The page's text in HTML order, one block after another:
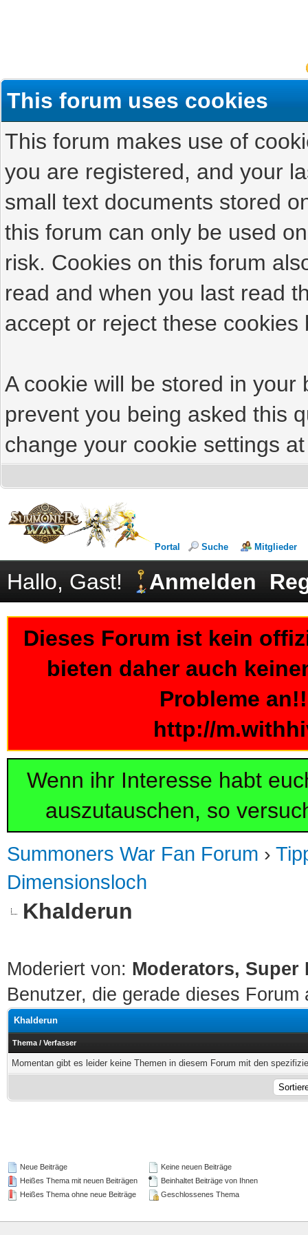
This forum uses cookies
This forum makes use of
you are registered, and your
small text documents stored
this forum can only be used
risk. Cookies on this forum
read and when you last read
accept or reject these cookies
A cookie will be stored in
prevent you being asked this
change your cookie settings
Portal Suche Mitglieder
Hallo, Gast! Anmelden
Dieses Forum ist kein
bieten daher auch
Probleme
http://
Wenn ihr Interesse habt
auszutauschen, so
Summoners War Fan Forum ›
Dimensionsloch
Khalderun
Moderiert von: Moderators, Super
Benutzer, die gerade dieses
Khalderun
Thema / Verfasser
Momentan gibt es leider keine Themen in diesem Forum mit den
Neue Beiträge
Heißes Thema mit neuen Beiträgen
Heißes Thema ohne neue Beiträge
Keine neuen Beiträge
Beinhaltet Beiträge von Ihnen
Geschlossenes Thema